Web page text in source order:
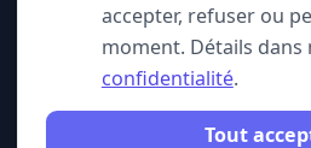
SUIVEZ-NOUS
accepter, refuser ou
moment. Détails dans
confidentialité.
Tout